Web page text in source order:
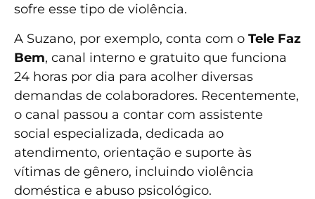
sofre esse tipo de violência.
A Suzano, por exemplo, conta com o Tele Faz
Bem, canal interno e gratuito que funciona
24 horas por dia para acolher diversas
demandas de colaboradores. Recentemente,
o canal passou a contar com assistente
social especializada, dedicada ao
atendimento, orientação e suporte às
vítimas de gênero, incluindo violência
doméstica e abuso psicológico.